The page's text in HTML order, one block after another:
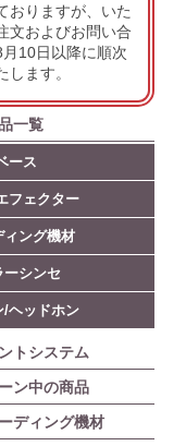
おりますが、いた
文およびお問い合
10日以降に順次
します。
一覧
ース
フェクター
ング機材
シンセ
ヘッドホン
トシステム
ン中の商品
ディング機材